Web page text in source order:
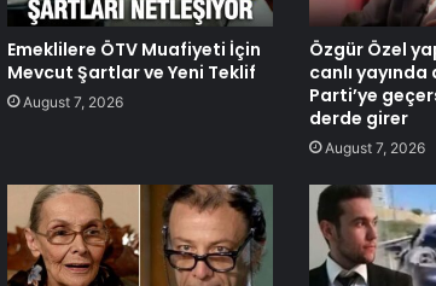
Emeklilere ÖTV Muafiyeti İçin
Mevcut Şartlar ve Yeni Teklif
August 7, 2026
Özgür Özel
canlı yayında
Parti’ye
derde girer
August 7, 2026